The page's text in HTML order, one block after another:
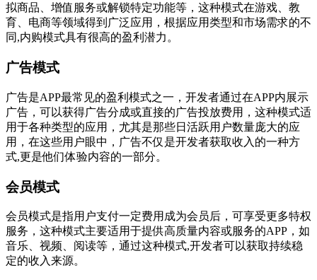
拟商品、增值服务或解锁特定功能等，这种模式在游戏、教
育、电商等领域得到广泛应用，根据应用类型和市场需求的不
同,内购模式具有很高的盈利潜力。
广告模式
广告是APP最常见的盈利模式之一，开发者通过在APP内展示
广告，可以获得广告分成或直接的广告投放费用，这种模式适
用于各种类型的应用，尤其是那些日活跃用户数量庞大的应
用，在这些用户眼中，广告不仅是开发者获取收入的一种方
式,更是他们体验内容的一部分。
会员模式
会员模式是指用户支付一定费用成为会员后，可享受更多特权
服务，这种模式主要适用于提供高质量内容或服务的APP，如
音乐、视频、阅读等，通过这种模式,开发者可以获取持续稳
定的收入来源。